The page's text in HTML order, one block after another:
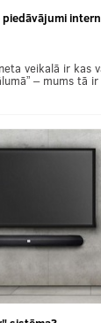
veikalā ir kas
– mums tā ir